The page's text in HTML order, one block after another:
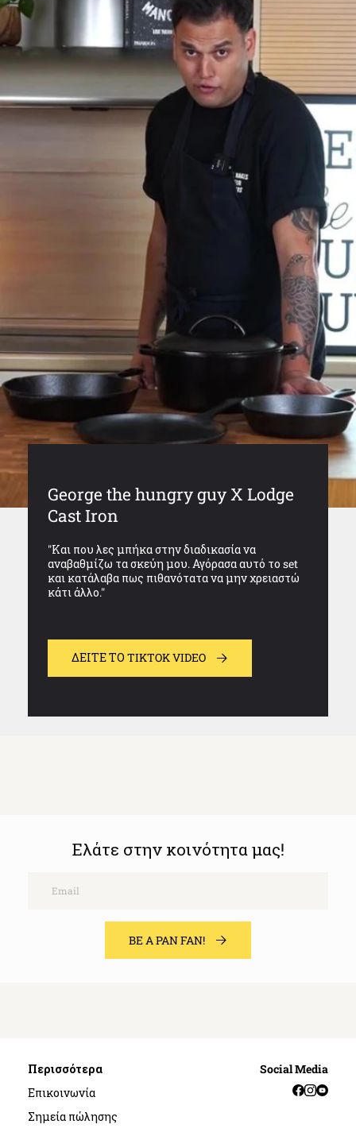
George the hungry guy X Lodge
Cast Iron
"Και που λες μπήκα στην διαδικασία να
αναβαθμίζω τα σκεύη μου. Αγόρασα αυτό το set
και κατάλαβα πως πιθανότατα να μην χρειαστώ
κάτι άλλο."
ΔΕΊΤΕ ΤΟ TIKTOK VIDEO
Ελάτε στην κοινότητα μας!
BE A PAN FAN!
Περισσότερα
Επικοινωνία
Σημεία πώλησης
Social Media
Facebook